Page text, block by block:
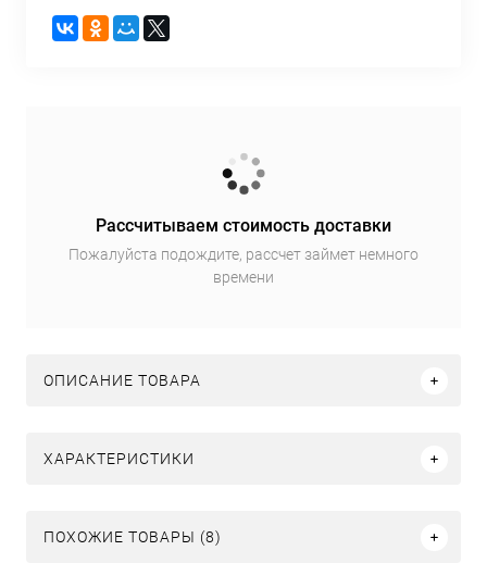
Рассчитываем стоимость доставки
Пожалуйста подождите, рассчет займет немного
времени
ОПИСАНИЕ ТОВАРА
ХАРАКТЕРИСТИКИ
ПОХОЖИЕ ТОВАРЫ (8)